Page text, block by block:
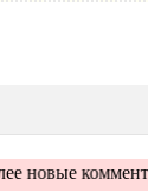
новые